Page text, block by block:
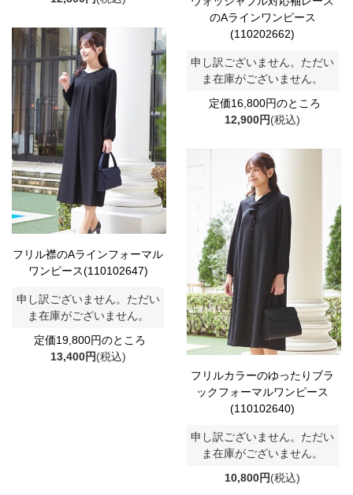
のAラインワンピース
(110202662)
申し訳ございません。ただい
ま在庫がございません。
定価16,800円のところ
12,900円(税込)
フリル襟のAラインフォーマル
ワンピース(110102647)
申し訳ございません。ただい
ま在庫がございません。
定価19,800円のところ
13,400円(税込)
フリルカラーのゆったりブラ
ックフォーマルワンピース
(110102640)
申し訳ございません。ただい
ま在庫がございません。
10,800円(税込)